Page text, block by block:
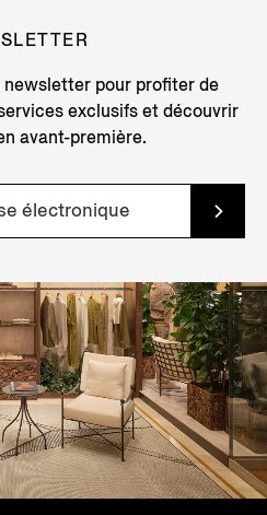
newsletter pour profiter de
exclusifs et découvrir
avant-première.